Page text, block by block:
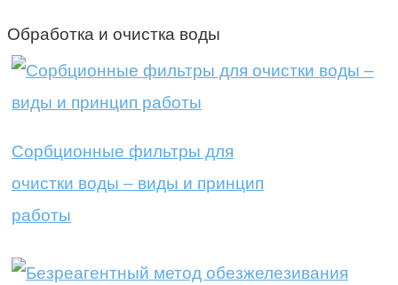
Обработка и очистка воды
Сорбционные фильтры для
очистки воды – виды и принцип
работы